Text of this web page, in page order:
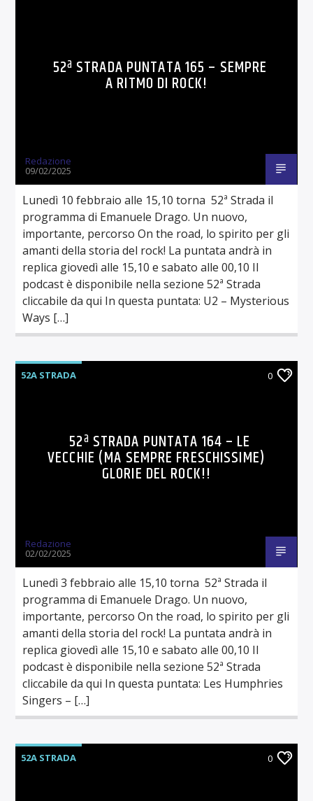
52ª STRADA PUNTATA 165 – SEMPRE
A RITMO DI ROCK!
Redazione
09/02/2025
Lunedì 10 febbraio alle 15,10 torna 52ª Strada il
programma di Emanuele Drago. Un nuovo,
importante, percorso On the road, lo spirito per gli
amanti della storia del rock! La puntata andrà in
replica giovedì alle 15,10 e sabato alle 00,10 Il
podcast è disponibile nella sezione 52ª Strada
cliccabile da qui In questa puntata: U2 – Mysterious
Ways […]
52A STRADA 0
52ª STRADA PUNTATA 164 – LE
VECCHIE (MA SEMPRE FRESCHISSIME)
GLORIE DEL ROCK!!
Redazione
02/02/2025
Lunedì 3 febbraio alle 15,10 torna 52ª Strada il
programma di Emanuele Drago. Un nuovo,
importante, percorso On the road, lo spirito per gli
amanti della storia del rock! La puntata andrà in
replica giovedì alle 15,10 e sabato alle 00,10 Il
podcast è disponibile nella sezione 52ª Strada
cliccabile da qui In questa puntata: Les Humphries
Singers – […]
52A STRADA 0